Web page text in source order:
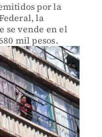
por la
la
se vende en el
mil pesos.